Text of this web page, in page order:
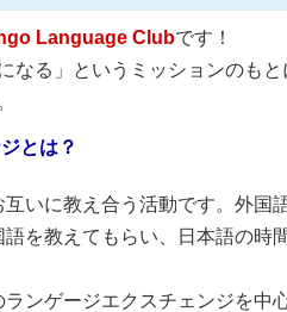
Language Clubです！
なる」というミッションのも
とは？
互いに教え合う活動です。外
語を教えてもらい、日本語の
ンゲージエクスチェンジを中